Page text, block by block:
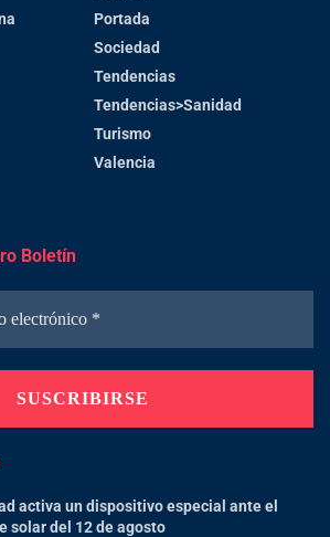
Portada
Sociedad
Tendencias
Tendencias>Sanidad
Turismo
Valencia
Boletín
activa un dispositivo especial ante el
solar del 12 de agosto